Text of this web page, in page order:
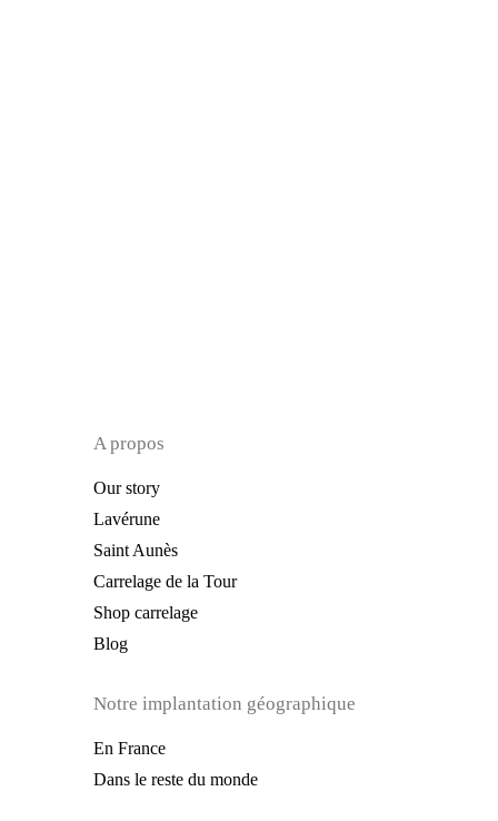
A propos
Our story
Lavérune
Saint Aunès
Carrelage de la Tour
Shop carrelage
Blog
Notre implantation géographique
En France
Dans le reste du monde